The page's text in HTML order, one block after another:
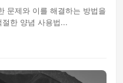
문제와 이를 해결하는 방법을
한 양념 사용법...